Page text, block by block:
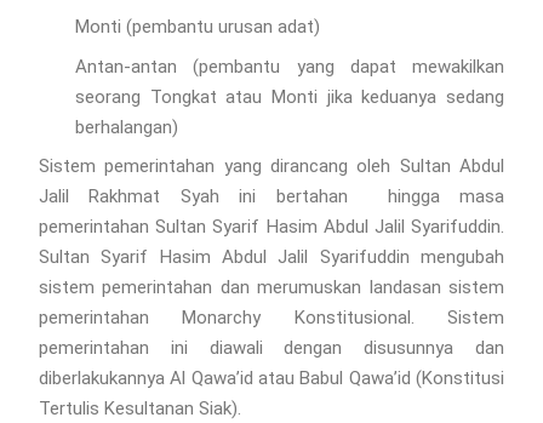
Monti (pembantu urusan adat)
Antan-antan (pembantu yang dapat mewakilkan
seorang Tongkat atau Monti jika keduanya sedang
berhalangan)
Sistem pemerintahan yang dirancang oleh Sultan Abdul
Jalil Rakhmat Syah ini bertahan hingga masa
pemerintahan Sultan Syarif Hasim Abdul Jalil Syarifuddin.
Sultan Syarif Hasim Abdul Jalil Syarifuddin mengubah
sistem pemerintahan dan merumuskan landasan sistem
pemerintahan Monarchy Konstitusional. Sistem
pemerintahan ini diawali dengan disusunnya dan
diberlakukannya Al Qawa’id atau Babul Qawa’id (Konstitusi
Tertulis Kesultanan Siak).